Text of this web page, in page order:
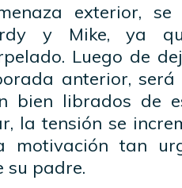
exterior, se
y Mike, ya
Luego de
anterior, será
bien librados de
la tensión se
motivación tan
su padre.